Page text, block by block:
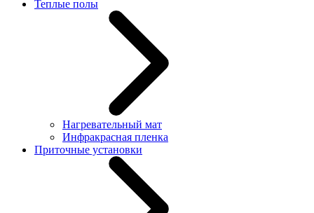
Теплые полы
Нагревательный мат
Инфракрасная пленка
Приточные установки